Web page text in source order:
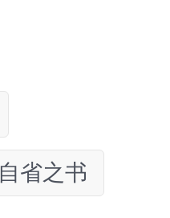
自省之书